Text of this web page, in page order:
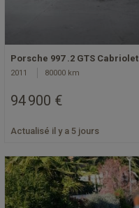
Porsche 997 .2 GTS Cabriolet
2011 80000 km
94 900 €
Actualisé il y a 5 jours